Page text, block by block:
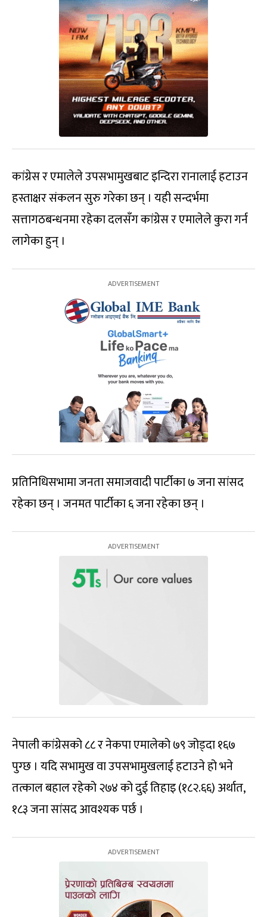
कांग्रेस र एमालेले उपसभामुखबाट इन्दिरा रानालाई हटाउन
हस्ताक्षर संकलन सुरु गरेका छन् । यही सन्दर्भमा
सत्तागठबन्धनमा रहेका दलसँग कांग्रेस र एमालेले कुरा गर्न
लागेका हुन् ।
प्रतिनिधिसभामा जनता समाजवादी पार्टीका ७ जना सांसद
रहेका छन् । जनमत पार्टीका ६ जना रहेका छन् ।
नेपाली कांग्रेसको ८८ र नेकपा एमालेको ७९ जोड्दा १६७
पुग्छ । यदि सभामुख वा उपसभामुखलाई हटाउने हो भने
तत्काल बहाल रहेको २७४ को दुई तिहाइ (१८२.६६) अर्थात,
१८३ जना सांसद आवश्यक पर्छ ।